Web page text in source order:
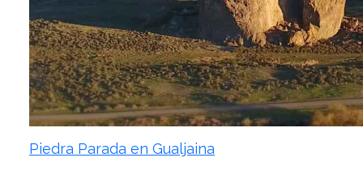
Piedra Parada en Gualjaina